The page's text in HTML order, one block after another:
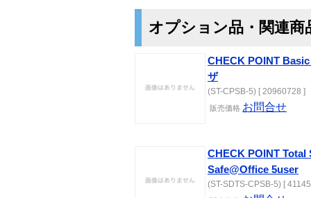
オプション品・関連商
CHECK POINT
ザ
(ST-CPSB-5) [ 20960728 ]
販売価格 お問合せ
CHECK POINT
Safe@Office 5user
(ST-SDTS-CPSB-5) [